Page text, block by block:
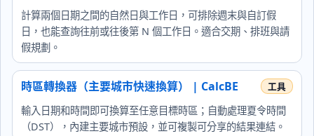
計算兩個日期之間的自然日與工作日，可排除週末與自訂假
日，也能查詢往前或往後第 N 個工作日。適合交期、排班與請
假規劃。
時區轉換器（主要城市快速換算） | CalcBE
輸入日期和時間即可換算至任意目標時區；自動處理夏令時間
（DST），內建主要城市預設，並可複製可分享的結果連結。